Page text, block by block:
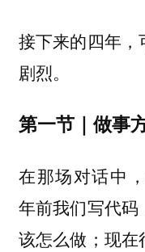
接下来的四年
剧烈。
第一节｜做事
在那场对话中
年前我们写代
该怎么做；现